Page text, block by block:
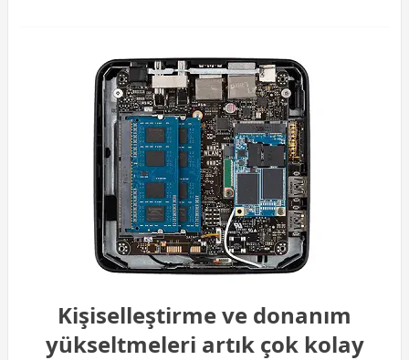
Kişiselleştirme ve donanım
yükseltmeleri artık çok kolay